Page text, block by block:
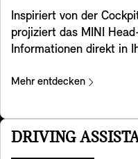
Inspiriert von der
projiziert das MINI
Informationen direkt in
zeigt wichtige Daten
klar und auch bei
Mehr entdecken
DRIVING